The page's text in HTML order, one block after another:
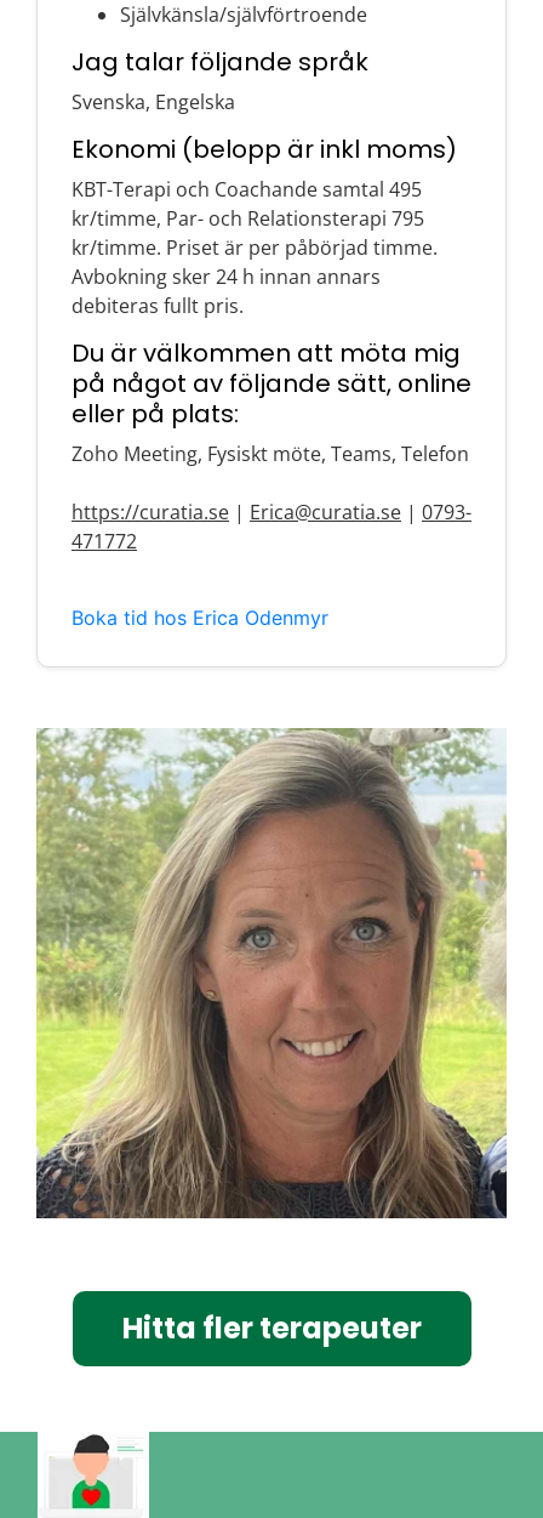
Självkänsla/självförtroende
Jag talar följande språk
Svenska, Engelska
Ekonomi (belopp är inkl moms)
KBT-Terapi och Coachande samtal 495
kr/timme, Par- och Relationsterapi 795
kr/timme. Priset är per påbörjad timme.
Avbokning sker 24 h innan annars
debiteras fullt pris.
Du är välkommen att möta mig
på något av följande sätt, online
eller på plats:
Zoho Meeting, Fysiskt möte, Teams, Telefon
https://curatia.se | Erica@curatia.se | 0793-
471772
Boka tid hos Erica Odenmyr
Hitta fler terapeuter